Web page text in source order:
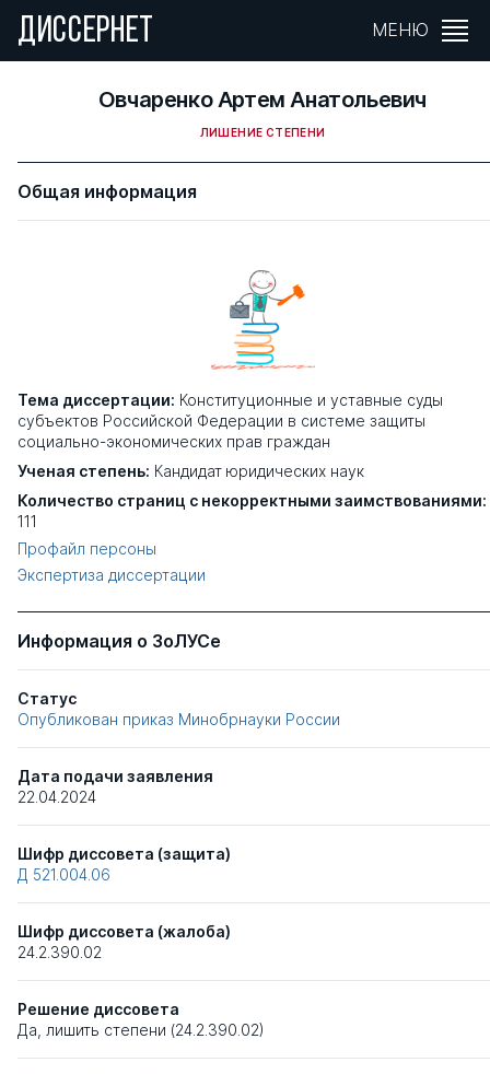
ДИССЕРНЕТ МЕНЮ
Овчаренко Артем Анатольевич
ЛИШЕНИЕ СТЕПЕНИ
Общая информация
Тема диссертации: Конституционные и уставные суды
субъектов Российской Федерации в системе защиты
социально-экономических прав граждан
Ученая степень: Кандидат юридических наук
Количество страниц с некорректными заимствованиями:
111
Профайл персоны
Экспертиза диссертации
Информация о ЗоЛУСе
Статус
Опубликован приказ Минобрнауки России
Дата подачи заявления
22.04.2024
Шифр диссовета (защита)
Д 521.004.06
Шифр диссовета (жалоба)
24.2.390.02
Решение диссовета
Да, лишить степени (24.2.390.02)